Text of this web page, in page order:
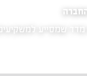
הכלכליים
חברה ציבורית הינו